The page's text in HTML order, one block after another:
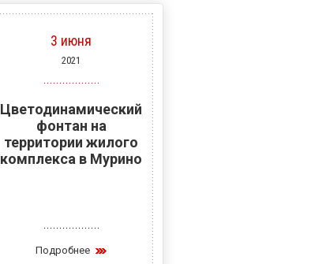
3 июня
2021
Цветодинамический
фонтан на
территории жилого
комплекса в Мурино
Подробнее